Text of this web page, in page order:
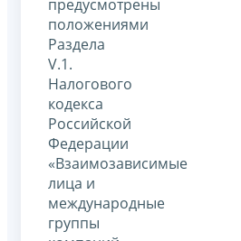
предусмотрены
положениями
Раздела
V.1.
Налогового
кодекса
Российской
Федерации
«Взаимозависимые
лица и
международные
группы